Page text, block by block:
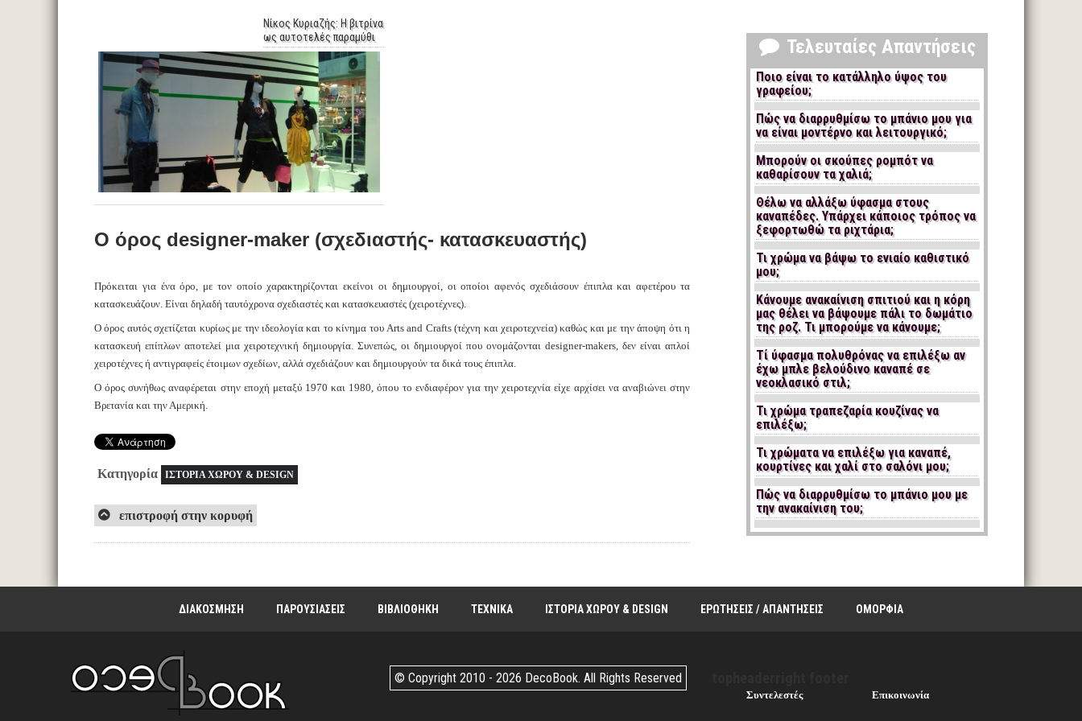
Νίκος Κυριαζής: Η βιτρίνα
ως αυτοτελές παραμύθι
Ο όρος designer-maker (σχεδιαστής- κατασκευαστής)
Πρόκειται για ένα όρο, με τον οποίο χαρακτηρίζονται εκείνοι οι δημιουργοί, οι οποίοι αφενός σχεδιάσουν έπιπλα και αφετέρου τα
κατασκευάζουν. Είναι δηλαδή ταυτόχρονα σχεδιαστές και κατασκευαστές (χειροτέχνες).
Ο όρος αυτός σχετίζεται κυρίως με την ιδεολογία και το κίνημα του Arts and Crafts (τέχνη και χειροτεχνεία) καθώς και με την άποψη ότι η
κατασκευή επίπλων αποτελεί μια χειροτεχνική δημιουργία. Συνεπώς, οι δημιουργοί που ονομάζονται designer-makers, δεν είναι απλοί
χειροτέχνες ή αντιγραφείς έτοιμων σχεδίων, αλλά σχεδιάζουν και δημιουργούν τα δικά τους έπιπλα.
Ο όρος συνήθως αναφέρεται στην εποχή μεταξύ 1970 και 1980, όπου το ενδιαφέρον για την χειροτεχνία είχε αρχίσει να αναβιώνει στην
Βρετανία και την Αμερική.
Κατηγορία ΙΣΤΟΡΙΑ ΧΩΡΟΥ & DESIGN
επιστροφή στην κορυφή
Τελευταίες Απαντήσεις
Ποιο είναι το κατάλληλο ύψος του
γραφείου;
Πώς να διαρρυθμίσω το μπάνιο μου για
να είναι μοντέρνο και λειτουργικό;
Μπορούν οι σκούπες ρομπότ να
καθαρίσουν τα χαλιά;
Θέλω να αλλάξω ύφασμα στους
καναπέδες. Υπάρχει κάποιος τρόπος να
ξεφορτωθώ τα ριχτάρια;
Τι χρώμα να βάψω το ενιαίο καθιστικό
μου;
Κάνουμε ανακαίνιση σπιτιού και η κόρη
μας θέλει να βάψουμε πάλι το δωμάτιο
της ροζ. Τι μπορούμε να κάνουμε;
Τί ύφασμα πολυθρόνας να επιλέξω αν
έχω μπλε βελούδινο καναπέ σε
νεοκλασικό στιλ;
Τι χρώμα τραπεζαρία κουζίνας να
επιλέξω;
Τι χρώματα να επιλέξω για καναπέ,
κουρτίνες και χαλί στο σαλόνι μου;
Πώς να διαρρυθμίσω το μπάνιο μου με
την ανακαίνιση του;
ΔΙΑΚΟΣΜΗΣΗ ΠΑΡΟΥΣΙΑΣΕΙΣ ΒΙΒΛΙΟΘΗΚΗ ΤΕΧΝΙΚΑ ΙΣΤΟΡΙΑ ΧΩΡΟΥ & DESIGN ΕΡΩΤΗΣΕΙΣ / ΑΠΑΝΤΗΣΕΙΣ ΟΜΟΡΦΙΑ
© Copyright 2010 - 2026 DecoBook. All Rights Reserved
Συντελεστές Επικοινωνία